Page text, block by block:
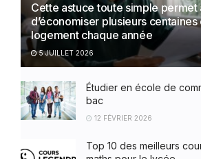
Cette astuce toute simple permet
d’économiser plusieurs centaines
logement chaque année
5 JUILLET 2026
Étudier en école de
bac
12 FÉVRIER 2026
Top 10 des meilleurs